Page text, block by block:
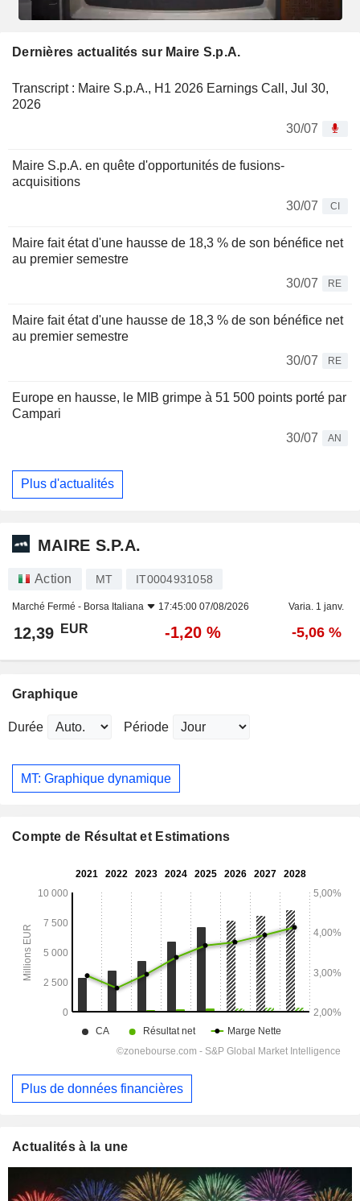
Dernières actualités sur Maire S.p.A.
Transcript : Maire S.p.A., H1 2026 Earnings Call, Jul 30,
2026
30/07
Maire S.p.A. en quête d'opportunités de fusions-
acquisitions
30/07
CI
Maire fait état d'une hausse de 18,3 % de son bénéfice net
au premier semestre
30/07
RE
Maire fait état d'une hausse de 18,3 % de son bénéfice net
au premier semestre
30/07
RE
Europe en hausse, le MIB grimpe à 51 500 points porté par
Campari
30/07
AN
Plus d'actualités
MAIRE S.P.A.
Action MT IT0004931058
Marché Fermé - Borsa Italiana 17:45:00 07/08/2026 Varia. 1 janv.
12,39 EUR -1,20 % -5,06 %
Graphique
Durée Période
MT: Graphique dynamique
Compte de Résultat et Estimations
Plus de données financières
Actualités à la une